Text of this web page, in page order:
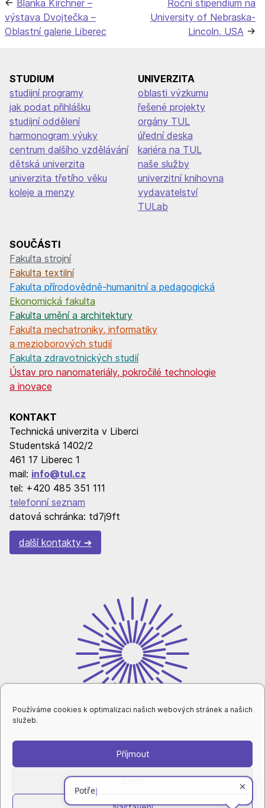
Používáme cookies k optimalizaci našich webových stránek a našich
služeb.
Příjmout
Zavřít
Navigace
pro
Blanka Kirchner –
výstava Dvojtečka –
Oblastní galerie Liberec
Roční stipendium na
University of Nebraska-
Lincoln, USA
STUDIUM
studijní programy
jak podat přihlášku
studijní oddělení
harmonogram výuky
centrum dalšího vzdělávání
dětská univerzita
univerzita třetího věku
koleje a menzy
UNIVERZITA
oblasti výzkumu
řešené projekty
orgány TUL
úřední deska
kariéra na TUL
naše služby
univerzitní knihovna
vydavatelství
TULab
SOUČÁSTI
Fakulta strojní
Fakulta textilní
Fakulta přírodovědně-humanitní a pedagogická
Ekonomická fakulta
Fakulta umění a architektury
Fakulta mechatroniky, informatiky
a mezioborových studií
Fakulta zdravotnických studií
Ústav pro nanomateriály, pokročilé technologie
a inovace
KONTAKT
Technická univerzita v Liberci
Studentská 1402/2
461 17 Liberec 1
mail: info@tul.cz
tel: +420 485 351 111
telefonní seznam
datová schránka: td7j9ft
další kontakty